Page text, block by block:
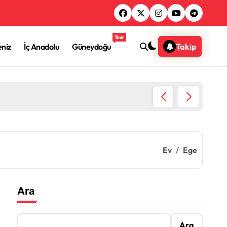
İç Anadolu Güneydoğu
Tour
Takip
Ev Ege
Ara
Ara